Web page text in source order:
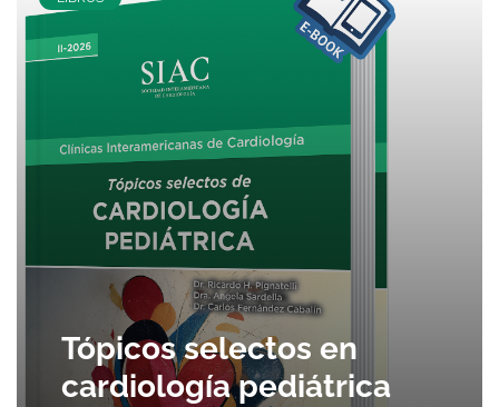
Tópicos selectos en
cardiología pediátrica